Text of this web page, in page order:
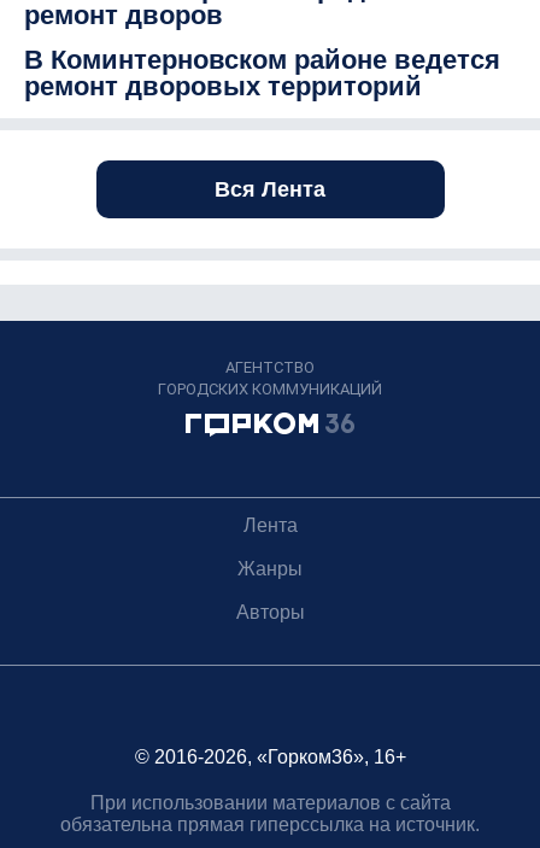
ремонт дворов
В Коминтерновском районе ведется
ремонт дворовых территорий
Вся Лента
АГЕНТСТВО
ГОРОДСКИХ КОММУНИКАЦИЙ
Лента
Жанры
Авторы
© 2016-2026, «Горком36», 16+
При использовании материалов с сайта
обязательна прямая гиперссылка на источник.